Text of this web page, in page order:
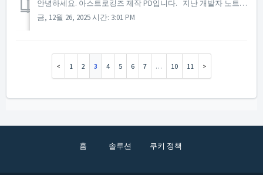
안녕하세요. 아스트로킹즈 제작 PD입니다. 지난 개발자 노트 이후 약 9개월 만에 다시 사령관 여러분께 인사를 드리게 되었습니다. 직접 소식을 전해드리지 못한 기간에도 사령관 여러분께서 보내주신 소중한 의견 하나하나를 빠짐없이 확인하며 귀 기울여 왔습니다. 저희...
금, 12월 26, 2025 시간: 3:01 PM
1 2 3 4 5 6 7 … 10 11
홈 솔루션 쿠키 정책